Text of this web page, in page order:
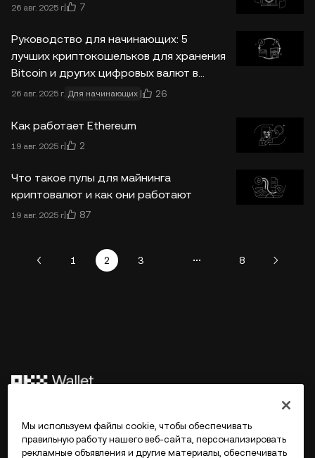
26 авг. 2025 г. 7
Руководство для начинающих: 5
лучших криптокошельков для хранения
Bitcoin и других цифровых валют в
2024 году
26 авг. 2025 г. Для начинающих 26
Как работает Ethereum
19 авг. 2025 г. 2
Что такое пулы для майнинга
криптовалют и как они работают
19 авг. 2025 г. 87
1 2 3 8
Мы используем файлы cookie, чтобы обеспечивать
правильную работу нашего веб-сайта, персонализировать
рекламные объявления и другие материалы, обеспечивать